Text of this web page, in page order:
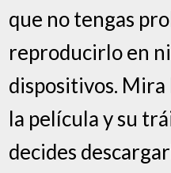
que no tengas
reproducirlo en
dispositivos. Mira
la película y su
decides